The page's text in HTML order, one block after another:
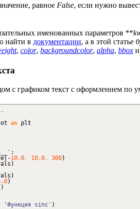
равное False, если нужно
именованных параметров **
найти в документации, а в этой статье
, color, backgroundcolor, alpha, bbox и
с графиком текст с оформлением по
as plt
:
( -10.0, 10.0, 300)
)
)
)
)
'Функция sinc' )